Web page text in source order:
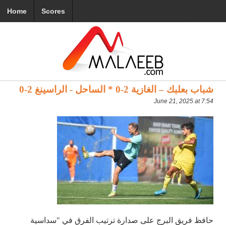
Home Scores
شباب بعلبك – الغازية 2-0 * الساحل - الراسينغ 2-0
June 21, 2025 at 7:54
حافظ فريق البرج على صدارة ترتيب الفرق في "سداسية